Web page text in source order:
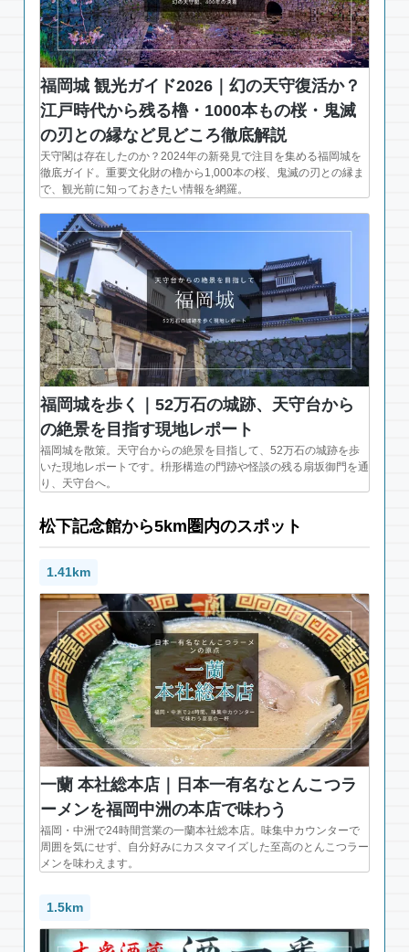
福岡城 観光ガイド2026｜幻の天守復活か？
江戸時代から残る櫓・1000本もの桜・鬼滅
の刃との縁など見どころ徹底解説
天守閣は存在したのか？2024年の新発見で注目を集める福岡城を
徹底ガイド。重要文化財の櫓から1,000本の桜、鬼滅の刃との縁ま
で、観光前に知っておきたい情報を網羅。
福岡城を歩く｜52万石の城跡、天守台から
の絶景を目指す現地レポート
福岡城を散策。天守台からの絶景を目指して、52万石の城跡を歩
いた現地レポートです。枡形構造の門跡や怪談の残る扇坂御門を通
り、天守台へ。
松下記念館から5km圏内のスポット
1.41km
一蘭 本社総本店｜日本一有名なとんこつラ
ーメンを福岡中洲の本店で味わう
福岡・中洲で24時間営業の一蘭本社総本店。味集中カウンターで
周囲を気にせず、自分好みにカスタマイズした至高のとんこつラー
メンを味わえます。
1.5km